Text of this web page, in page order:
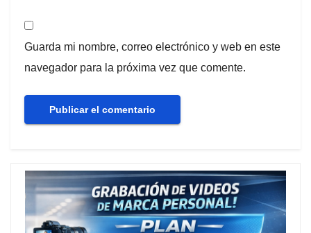
Guarda mi nombre, correo electrónico y web en este
navegador para la próxima vez que comente.